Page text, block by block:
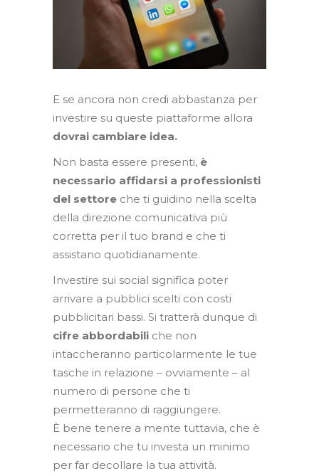
E se ancora non credi abbastanza per
investire su queste piattaforme allora
dovrai cambiare idea.
Non basta essere presenti, è
necessario affidarsi a professionisti
del settore che ti guidino nella scelta
della direzione comunicativa più
corretta per il tuo brand e che ti
assistano quotidianamente.
Investire sui social significa poter
arrivare a pubblici scelti con costi
pubblicitari bassi. Si tratterà dunque di
cifre abbordabili che non
intaccheranno particolarmente le tue
tasche in relazione – ovviamente – al
numero di persone che ti
permetteranno di raggiungere.
È bene tenere a mente tuttavia, che è
necessario che tu investa un minimo
per far decollare la tua attività.